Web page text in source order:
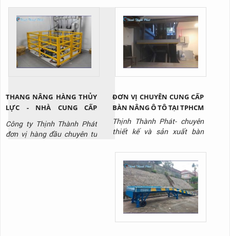
xưởng sản xuất. Liên hệ
Thịnh Thành Phát qua
Hotline: 0917 951 917 để
được tư vấn và báo giá sản
phẩm.
sạch, nhà máy sản xuất thực
phẩm, dược phẩm, điện tử,
siêu thị,..., giúp tối ưu hóa
vận hành và giảm chi phí
lâu dài. Liên hệ Thịnh Thành
Phát - Hotline: 0917 951
917 để được tư vấn và báo
gi...
THANG NÂNG HÀNG THỦY
LỰC - NHÀ CUNG CẤP
CHẤT LƯỢNG
Công ty Thịnh Thành Phát
đơn vị hàng đầu chuyên tư
ĐƠN VỊ CHUYÊN CUNG CẤP
BÀN NÂNG Ô TÔ TẠI TPHCM
Thịnh Thành Phát- chuyên
thiết kế và sản xuất bàn
giá tốt nhất thị trường, liên
hệ ngay Hotline: 0917 951
917 để được tư vấn và báo
giá.